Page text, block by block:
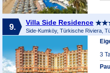
9. Villa Side Residence
Side-Kumköy, Türkische Riviera,
3